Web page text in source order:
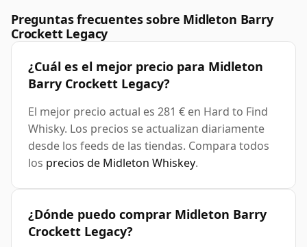
Preguntas frecuentes sobre Midleton Barry
Crockett Legacy
¿Cuál es el mejor precio para Midleton
Barry Crockett Legacy?
El mejor precio actual es 281 € en Hard to Find
Whisky. Los precios se actualizan diariamente
desde los feeds de las tiendas. Compara todos
los precios de Midleton Whiskey.
¿Dónde puedo comprar Midleton Barry
Crockett Legacy?